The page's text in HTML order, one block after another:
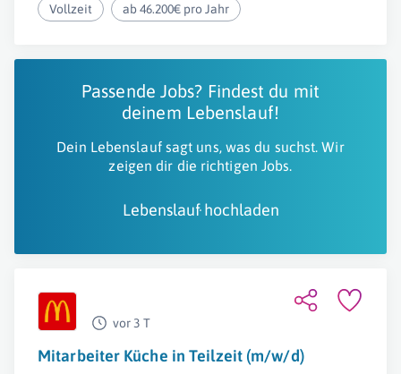
Vollzeit ab 46.200€ pro Jahr
Passende Jobs? Findest du mit
deinem Lebenslauf!
Dein Lebenslauf sagt uns, was du suchst. Wir
zeigen dir die richtigen Jobs.
Lebenslauf hochladen
vor 3 T
Mitarbeiter Küche in Teilzeit (m/w/d)